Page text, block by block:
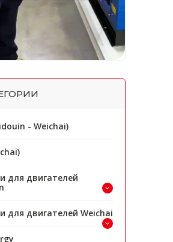
- Weichai)
для двигателей
для двигателей Weichai